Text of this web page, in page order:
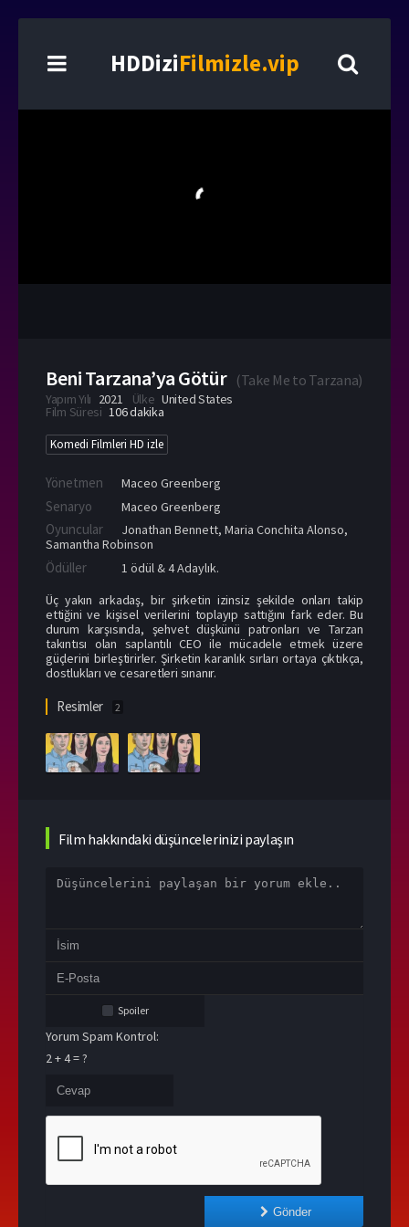
HDDiziFilmizle.vip
Beni Tarzana’ya Götür (Take Me to Tarzana)
Yapım Yılı 2021 Ülke United States
Film Süresi 106 dakika
Komedi Filmleri HD izle
Yönetmen Maceo Greenberg
Senaryo Maceo Greenberg
Oyuncular Jonathan Bennett, Maria Conchita Alonso,
Samantha Robinson
Ödüller
1 ödül & 4 Adaylık.
Üç yakın arkadaş, bir şirketin izinsiz şekilde onları takip
ettiğini ve kişisel verilerini toplayıp sattığını fark eder. Bu
durum karşısında, şehvet düşkünü patronları ve Tarzan
takıntısı olan saplantılı CEO ile mücadele etmek üzere
güçlerini birleştirirler. Şirketin karanlık sırları ortaya çıktıkça,
dostlukları ve cesaretleri sınanır.
Resimler 2
Film hakkındaki düşüncelerinizi paylaşın
Spoiler
Yorum Spam Kontrol:
2 + 4 = ?
Gönder